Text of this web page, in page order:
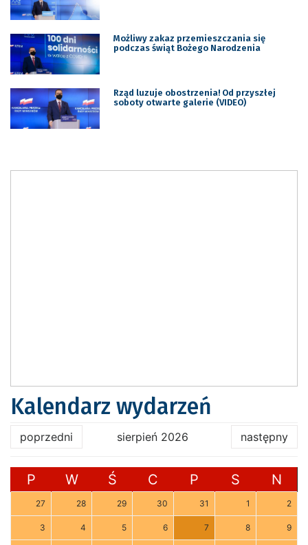
Możliwy zakaz przemieszczania się
podczas świąt Bożego Narodzenia
Rząd luzuje obostrzenia! Od przyszłej
soboty otwarte galerie (VIDEO)
Kalendarz wydarzeń
poprzedni sierpień 2026 następny
P W Ś C P S N
27 28 29 30 31 1 2
3 4 5 6 7 8 9